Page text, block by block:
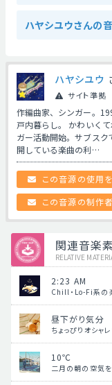
ハヤシユウさんの
ハヤシユウ
サイト準拠
作編曲家、シンガー。
戸内暮らし。 かわいく
ガー活動開始。サブス
開している楽曲の利…
この音源の使用
この音源の制作
関連音楽
RELATIVE
2:23 AM
Chill・Lo-Fi系の
昼下がり気分
ちょっぴりオシャ
10℃
二月の朝の空気